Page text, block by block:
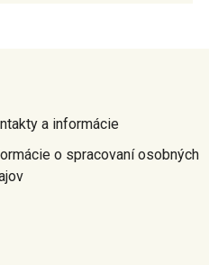
a informácie
o spracovaní osobných